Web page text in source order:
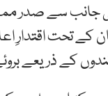
جانب سے صدر
کے تحت اقتدارِ
کے ذریعے